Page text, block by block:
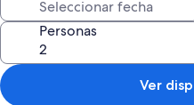
Personas
Ver